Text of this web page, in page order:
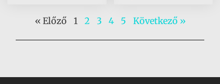
« Előző 1 2 3 4 5 Következő »